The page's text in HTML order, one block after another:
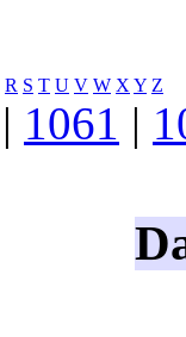
R S T U V W X Y Z
| 1061 |